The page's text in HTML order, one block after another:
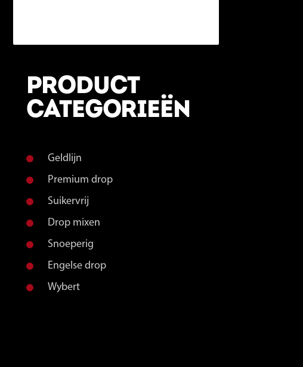
PRODUCT
CATEGORIEËN
Geldlijn
Premium drop
Suikervrij
Drop mixen
Snoeperig
Engelse drop
Wybert